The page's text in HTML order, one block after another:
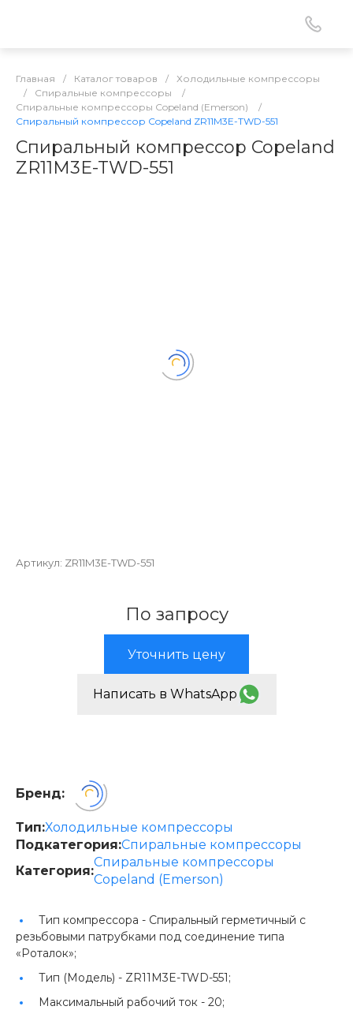
Главная / Каталог товаров /
Холодильные компрессоры
/
Спиральные компрессоры
/
Спиральные компрессоры Copeland (Emerson)
/
Спиральный компрессор Copeland ZR11M3E-TWD-551
Спиральный компрессор Copeland
ZR11M3E-TWD-551
Артикул: ZR11M3E-TWD-551
По запросу
Уточнить цену
Написать в WhatsApp
Бренд:
Тип:Холодильные компрессоры
Подкатегория:Спиральные компрессоры
Категория:
Спиральные компрессоры
Copeland (Emerson)
Тип компрессора - Спиральный герметичный с
резьбовыми патрубками под соединение типа
«Роталок»;
Тип (Модель) - ZR11M3E-TWD-551;
Максимальный рабочий ток - 20;